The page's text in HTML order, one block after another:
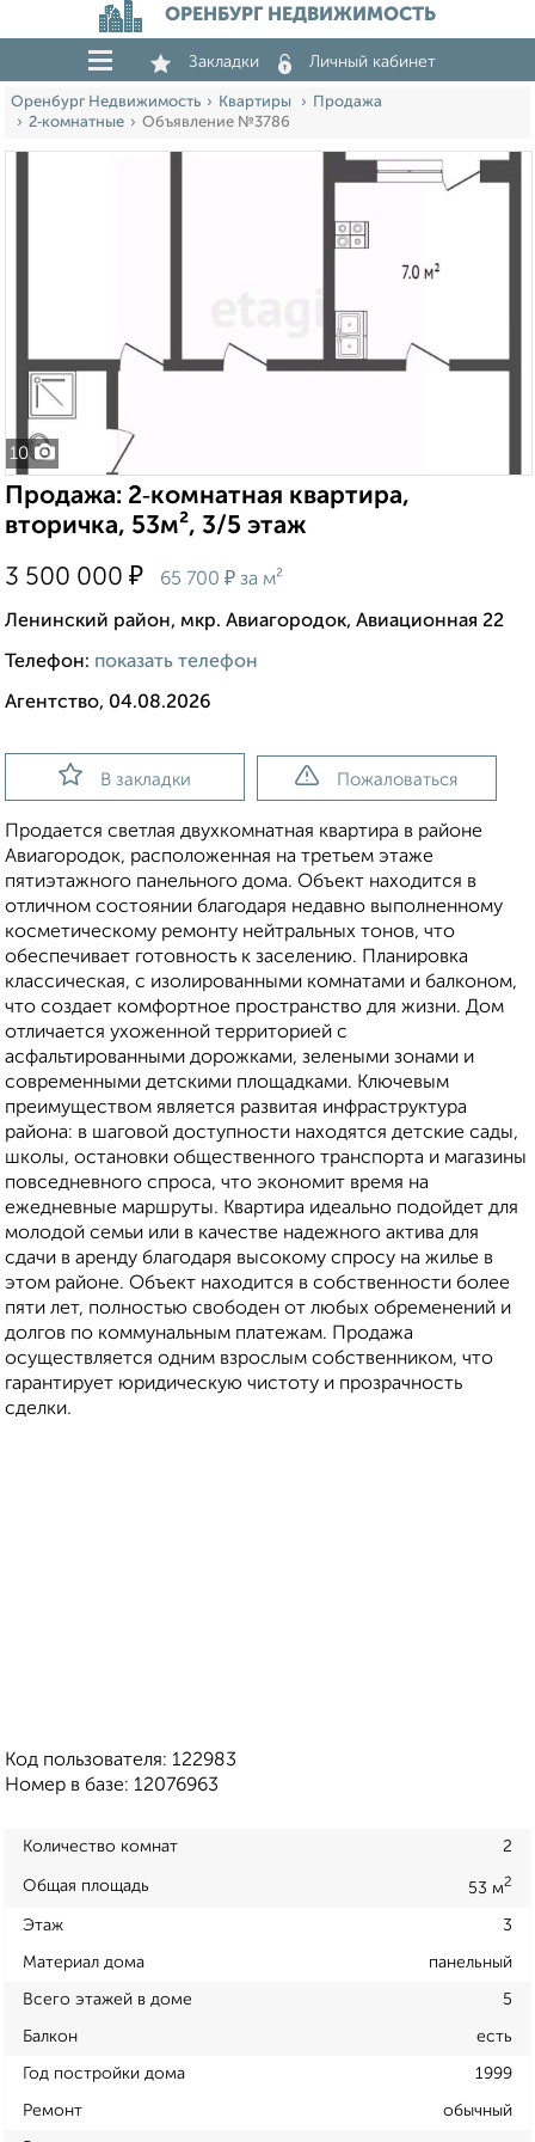
ОРЕНБУРГ НЕДВИЖИМОСТЬ
Закладки Личный кабинет
Оренбург Недвижимость Квартиры
Продажа
2‑комнатные
Объявление №3786
10
Продажа: 2‑комнатная квартира,
вторичка, 53м², 3/5 этаж
3 500 000 ₽ 65 700 ₽ за м²
Ленинский район, мкр. Авиагородок, Авиационная 22
Телефон: показать телефон
Агентство, 04.08.2026
В закладки Пожаловаться
Продается светлая двухкомнатная квартира в районе
Авиагородок, расположенная на третьем этаже
пятиэтажного панельного дома. Объект находится в
отличном состоянии благодаря недавно выполненному
косметическому ремонту нейтральных тонов, что
обеспечивает готовность к заселению. Планировка
классическая, с изолированными комнатами и балконом,
что создает комфортное пространство для жизни. Дом
отличается ухоженной территорией с
асфальтированными дорожками, зелеными зонами и
современными детскими площадками. Ключевым
преимуществом является развитая инфраструктура
района: в шаговой доступности находятся детские сады,
школы, остановки общественного транспорта и магазины
повседневного спроса, что экономит время на
ежедневные маршруты. Квартира идеально подойдет для
молодой семьи или в качестве надежного актива для
сдачи в аренду благодаря высокому спросу на жилье в
этом районе. Объект находится в собственности более
пяти лет, полностью свободен от любых обременений и
долгов по коммунальным платежам. Продажа
осуществляется одним взрослым собственником, что
гарантирует юридическую чистоту и прозрачность
сделки.
Код пользователя: 122983
Номер в базе: 12076963
Количество комнат 2
Общая площадь 53 м2
Этаж 3
Материал дома панельный
Всего этажей в доме 5
Балкон есть
Год постройки дома 1999
Ремонт обычный